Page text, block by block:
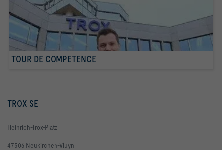
TOUR DE COMPETENCE
TROX SE
Heinrich-Trox-Platz
47506 Neukirchen-Vluyn